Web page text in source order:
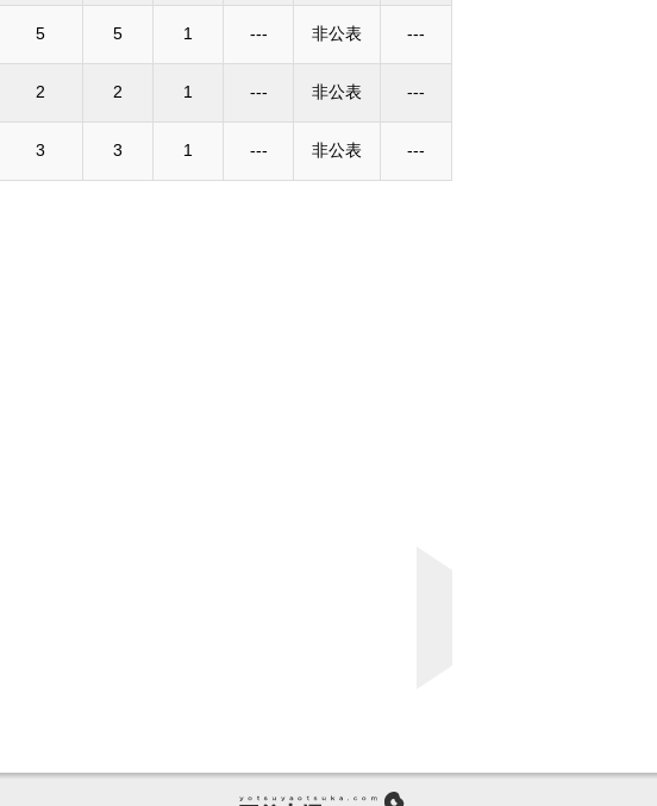
5 5 1 --- 非公表 ---
2 2 1 --- 非公表 ---
3 3 1 --- 非公表 ---